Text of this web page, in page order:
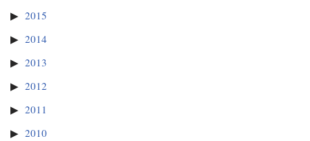
2015
2014
2013
2012
2011
2010